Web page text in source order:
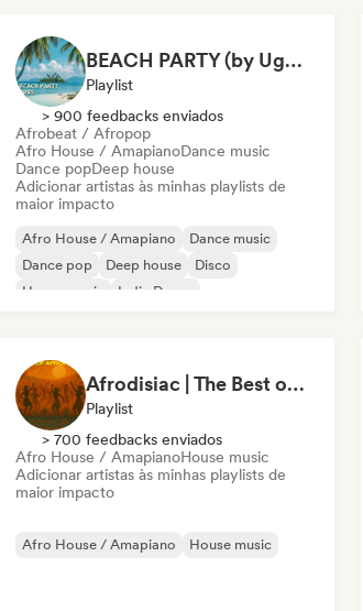
BEACH PARTY (by Ugg’A)
Playlist
> 900 feedbacks enviados
Afrobeat / Afropop
Afro House / AmapianoDance music
Dance popDeep house
Adicionar artistas às minhas playlists de
maior impacto
Afro House / Amapiano
Dance music
Dance pop
Deep house
Disco
House music
Indie Dance
Afrodisiac | The Best of Afro House
Playlist
> 700 feedbacks enviados
Afro House / AmapianoHouse music
Adicionar artistas às minhas playlists de
maior impacto
Afro House / Amapiano House music